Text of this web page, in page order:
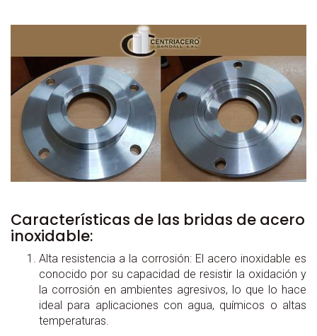
Características de las bridas de acero
inoxidable:
Alta resistencia a la corrosión: El acero inoxidable es
conocido por su capacidad de resistir la oxidación y
la corrosión en ambientes agresivos, lo que lo hace
ideal para aplicaciones con agua, químicos o altas
temperaturas.